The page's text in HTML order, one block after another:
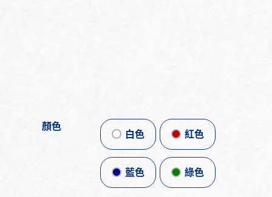
顏色
白色 紅色
藍色 綠色